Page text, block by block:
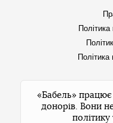
«Бабель»
донорів. Вони
політику